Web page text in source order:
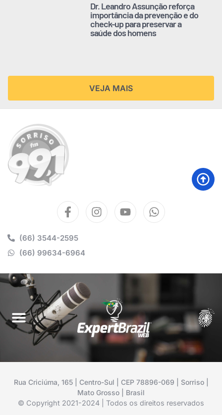
Dr. Leandro Assunção reforça
importância da prevenção e do
check-up para preservar a
saúde dos homens
VEJA MAIS
(66) 3544-2595
(66) 99634-6964
Rua Criciúma, 165 | Centro-Sul | CEP 78896-069 | Sorriso |
Mato Grosso | Brasil
© Copyright 2021-2024 | Todos os direitos reservados